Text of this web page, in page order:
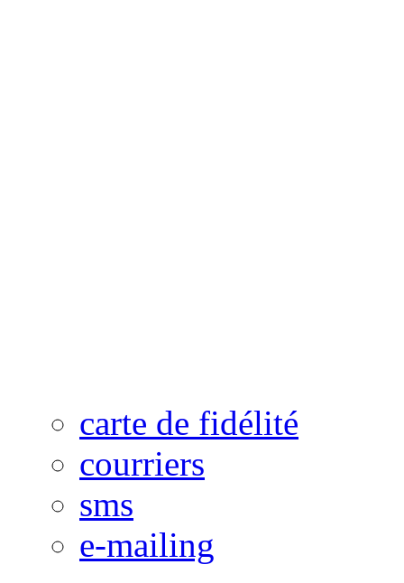
carte de fidélité
courriers
sms
e-mailing